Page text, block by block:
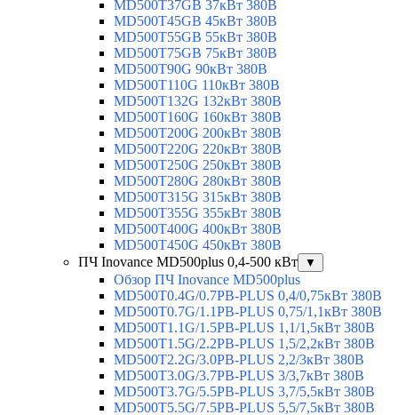
MD500T37GB 37кВт 380В
MD500T45GB 45кВт 380В
MD500T55GB 55кВт 380В
MD500T75GB 75кВт 380В
MD500T90G 90кВт 380В
MD500T110G 110кВт 380В
MD500T132G 132кВт 380В
MD500T160G 160кВт 380В
MD500T200G 200кВт 380В
MD500T220G 220кВт 380В
MD500T250G 250кВт 380В
MD500T280G 280кВт 380В
MD500T315G 315кВт 380В
MD500T355G 355кВт 380В
MD500T400G 400кВт 380В
MD500T450G 450кВт 380В
ПЧ Inovance MD500plus 0,4-500 кВт
▼
Обзор ПЧ Inovance MD500plus
MD500T0.4G/0.7PB-PLUS 0,4/0,75кВт 380В
MD500T0.7G/1.1PB-PLUS 0,75/1,1кВт 380В
MD500T1.1G/1.5PB-PLUS 1,1/1,5кВт 380В
MD500T1.5G/2.2PB-PLUS 1,5/2,2кВт 380В
MD500T2.2G/3.0PB-PLUS 2,2/3кВт 380В
MD500T3.0G/3.7PB-PLUS 3/3,7кВт 380В
MD500T3.7G/5.5PB-PLUS 3,7/5,5кВт 380В
MD500T5.5G/7.5PB-PLUS 5,5/7,5кВт 380В